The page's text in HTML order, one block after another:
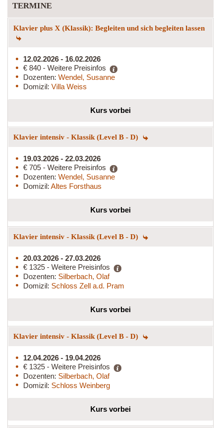
TERMINE
Klavier plus X (Klassik): Begleiten und sich begleiten lassen
12.02.2026 - 16.02.2026
€ 840 - Weitere Preisinfos
Dozenten: Wendel, Susanne
Domizil: Villa Weiss
Kurs vorbei
Klavier intensiv - Klassik (Level B - D)
19.03.2026 - 22.03.2026
€ 705 - Weitere Preisinfos
Dozenten: Wendel, Susanne
Domizil: Altes Forsthaus
Kurs vorbei
Klavier intensiv - Klassik (Level B - D)
20.03.2026 - 27.03.2026
€ 1325 - Weitere Preisinfos
Dozenten: Silberbach, Olaf
Domizil: Schloss Zell a.d. Pram
Kurs vorbei
Klavier intensiv - Klassik (Level B - D)
12.04.2026 - 19.04.2026
€ 1325 - Weitere Preisinfos
Dozenten: Silberbach, Olaf
Domizil: Schloss Weinberg
Kurs vorbei